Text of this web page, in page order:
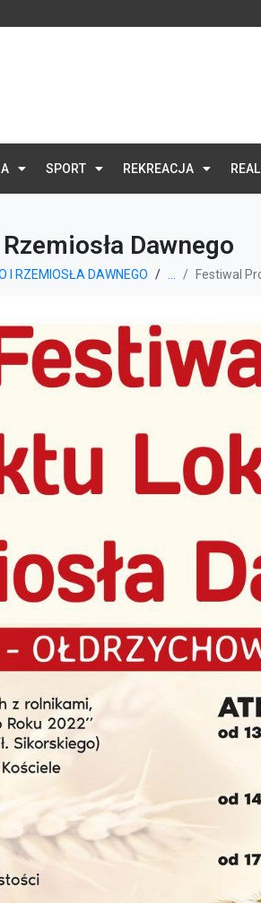
SPORT REKREACJA
Dawnego
I RZEMIOSŁA DAWNEGO Festiwal